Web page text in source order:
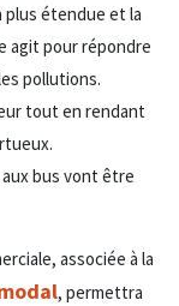
plus étendue et la
agit pour répondre
pollutions.
tout en rendant
bus vont être
associée à la
, permettra